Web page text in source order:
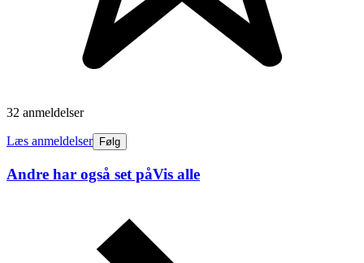
32 anmeldelser
Læs anmeldelser Følg
Andre har også set påVis alle